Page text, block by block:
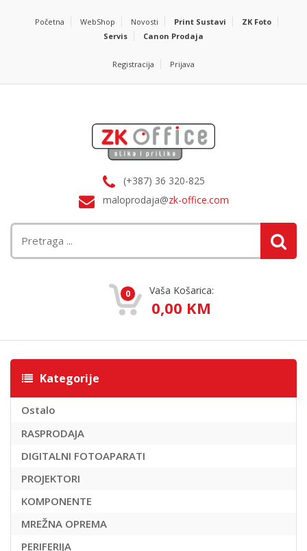
Početna WebShop Novosti Print Sustavi
ZK Foto
Servis
Canon Prodaja
Registracija Prijava
(+387) 36 320-825
maloprodaja@zk-office.com
0 Vaša Košarica:
0,00 KM
Kategorije
Ostalo
RASPRODAJA
DIGITALNI FOTOAPARATI
PROJEKTORI
KOMPONENTE
MREŽNA OPREMA
PERIFERIJA